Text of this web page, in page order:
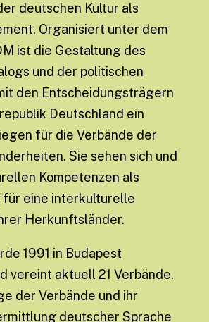
deutschen Kultur als
Organisiert unter dem
ist die Gestaltung des
und der politischen
den Entscheidungsträgern
Deutschland ein
für die Verbände der
Sie sehen sich und
Kompetenzen als
für eine interkulturelle
Herkunftsländer.
1991 in Budapest
vereint aktuell 21 Verbände.
der Verbände und ihr
deutscher Sprache